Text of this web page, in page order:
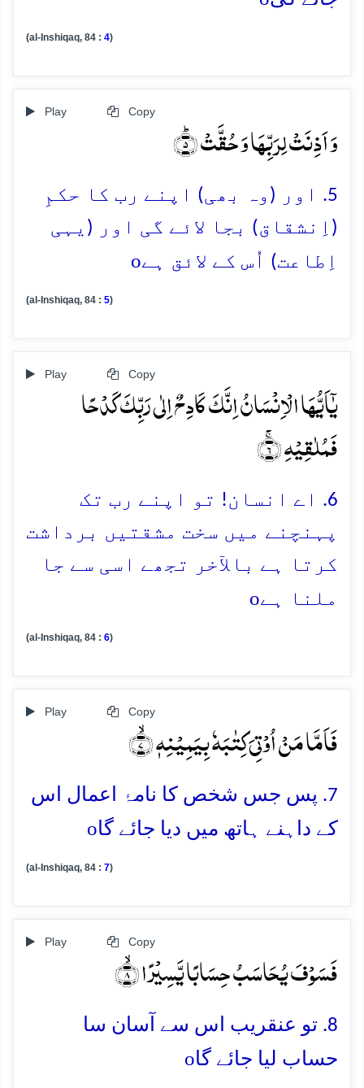
(al-Inshiqaq, 84 : 4)
Play Copy
وَ اَذِنَتۡ لِرَبِّہَا وَ حُقَّتۡ ؕ﴿۵﴾
5. اور (وہ بھی) اپنے رب کا حکمِ
(اِنشقاق) بجا لائے گی اور (یہی
اِطاعت) اُس کے لائق ہےo
(al-Inshiqaq, 84 : 5)
Play Copy
یٰۤاَیُّہَا الۡاِنۡسَانُ اِنَّکَ کَادِحٌ اِلٰی رَبِّکَ کَدۡحًا
فَمُلٰقِیۡہِ ۚ﴿۶﴾
6. اے انسان! تو اپنے رب تک
پہنچنے میں سخت مشقتیں برداشت
کرتا ہے بالآخر تجھے اسی سے جا
ملنا ہےo
(al-Inshiqaq, 84 : 6)
Play Copy
فَاَمَّا مَنۡ اُوۡتِیَ کِتٰبَہٗ بِیَمِیۡنِہٖ ۙ﴿۷﴾
7. پس جس شخص کا نامۂ اعمال اس
کے داہنے ہاتھ میں دیا جائے گاo
(al-Inshiqaq, 84 : 7)
Play Copy
فَسَوۡفَ یُحَاسَبُ حِسَابًا یَّسِیۡرًا ۙ﴿۸﴾
8. تو عنقریب اس سے آسان سا
حساب لیا جائے گاo